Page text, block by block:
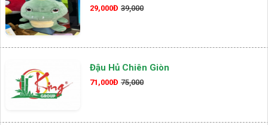
29,000Đ 39,000
Đậu Hủ Chiên Giòn
71,000Đ 75,000